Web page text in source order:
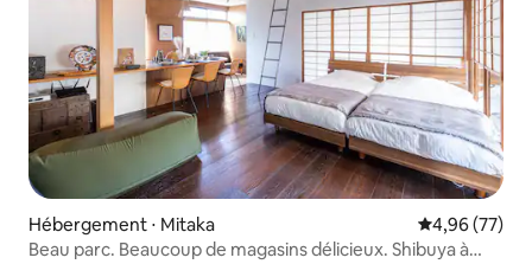
Hébergement ⋅ Mitaka Évaluation
4,96 (77)
Beau parc. Beaucoup de magasins délicieux. Shibuya à